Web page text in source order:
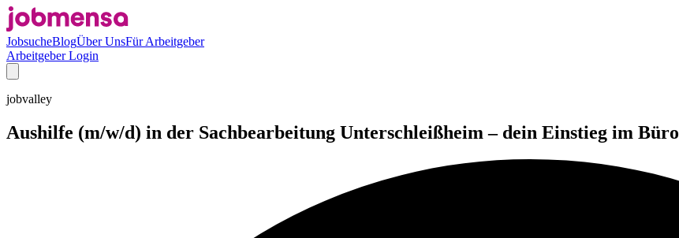
JobsucheBlogÜber UnsFür Arbeitgeber
Arbeitgeber Login
jobvalley
Aushilfe (m/w/d) in der Sachbearbeitung Unterschleißheim – dein Einstieg im Büro